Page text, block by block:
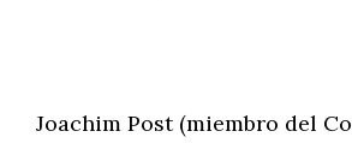
Joachim Post (miembro del